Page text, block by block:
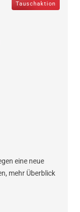
Tauschaktion
eine neue
mehr Überblick